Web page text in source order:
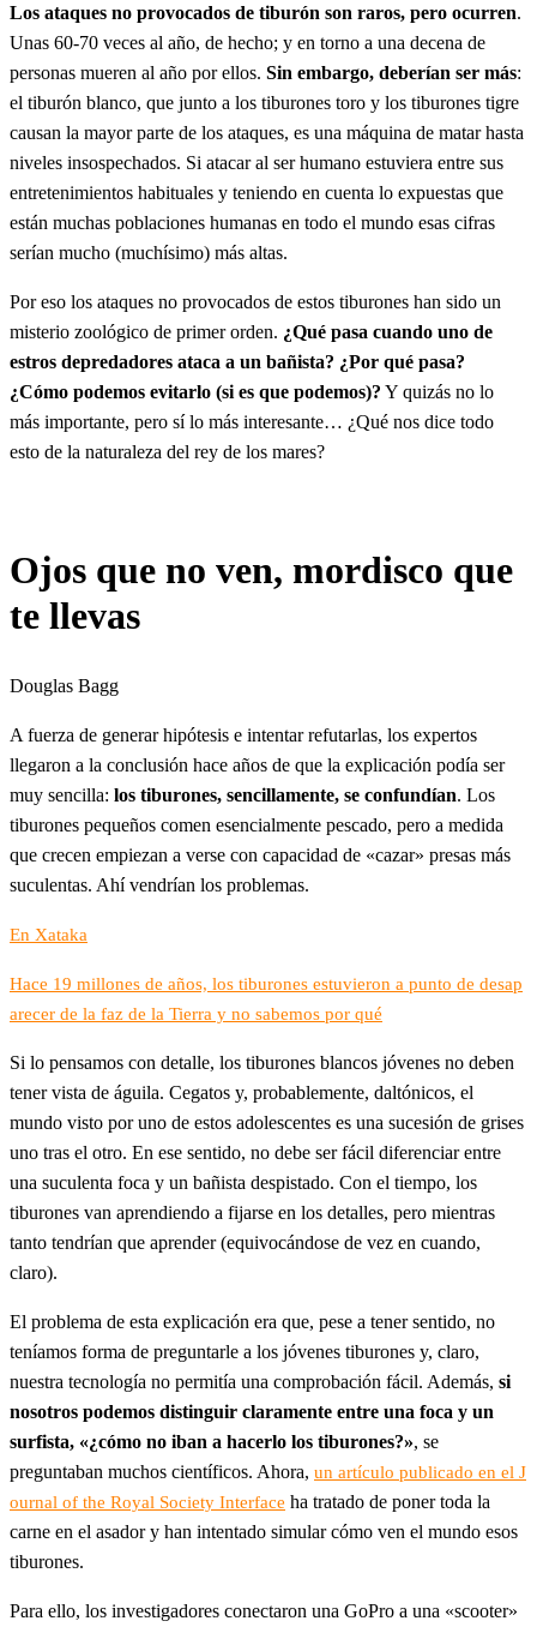
Los ataques no provocados de tiburón son raros, pero ocurren.
Unas 60-70 veces al año, de hecho; y en torno a una decena de
personas mueren al año por ellos. Sin embargo, deberían ser más:
el tiburón blanco, que junto a los tiburones toro y los tiburones tigre
causan la mayor parte de los ataques, es una máquina de matar hasta
niveles insospechados. Si atacar al ser humano estuviera entre sus
entretenimientos habituales y teniendo en cuenta lo expuestas que
están muchas poblaciones humanas en todo el mundo esas cifras
serían mucho (muchísimo) más altas.
Por eso los ataques no provocados de estos tiburones han sido un
misterio zoológico de primer orden. ¿Qué pasa cuando uno de
estros depredadores ataca a un bañista? ¿Por qué pasa?
¿Cómo podemos evitarlo (si es que podemos)? Y quizás no lo
más importante, pero sí lo más interesante… ¿Qué nos dice todo
esto de la naturaleza del rey de los mares?
Ojos que no ven, mordisco que
te llevas
Douglas Bagg
A fuerza de generar hipótesis e intentar refutarlas, los expertos
llegaron a la conclusión hace años de que la explicación podía ser
muy sencilla: los tiburones, sencillamente, se confundían. Los
tiburones pequeños comen esencialmente pescado, pero a medida
que crecen empiezan a verse con capacidad de «cazar» presas más
suculentas. Ahí vendrían los problemas.
En Xataka
Hace 19 millones de años, los tiburones estuvieron a punto de desap
arecer de la faz de la Tierra y no sabemos por qué
Si lo pensamos con detalle, los tiburones blancos jóvenes no deben
tener vista de águila. Cegatos y, probablemente, daltónicos, el
mundo visto por uno de estos adolescentes es una sucesión de grises
uno tras el otro. En ese sentido, no debe ser fácil diferenciar entre
una suculenta foca y un bañista despistado. Con el tiempo, los
tiburones van aprendiendo a fijarse en los detalles, pero mientras
tanto tendrían que aprender (equivocándose de vez en cuando,
claro).
El problema de esta explicación era que, pese a tener sentido, no
teníamos forma de preguntarle a los jóvenes tiburones y, claro,
nuestra tecnología no permitía una comprobación fácil. Además, si
nosotros podemos distinguir claramente entre una foca y un
surfista, «¿cómo no iban a hacerlo los tiburones?», se
preguntaban muchos científicos. Ahora, un artículo publicado en el J
ournal of the Royal Society Interface ha tratado de poner toda la
carne en el asador y han intentado simular cómo ven el mundo esos
tiburones.
Para ello, los investigadores conectaron una GoPro a una «scooter»